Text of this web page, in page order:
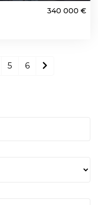
340 000 €
5 6